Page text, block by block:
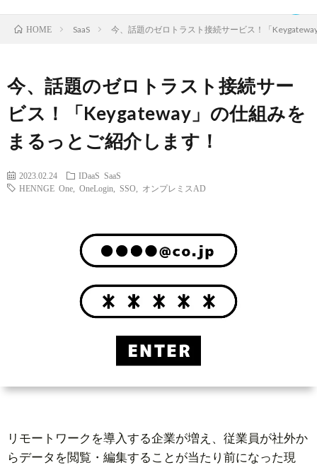
TOP
HOME SaaS 今、話題のゼロトラスト接続サービス！「
今、話題のゼロトラスト接続サー
ビス！「Keygateway」の仕組みを
まるっとご紹介します！
2023.02.24 IDaaS
SaaS
HENNGE One
OneLogin SSO オンプレミスAD
リモートワークを導入する企業が増え、従業員が社外か
らデータを閲覧・編集することが当たり前になった現